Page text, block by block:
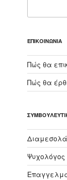
ΕΠΙΚΟΙΝΩΝΊΑ
Πώς θα
Πώς θα
Ψυχολόγος